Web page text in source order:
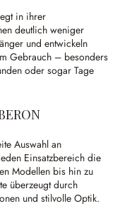
in ihrer
deutlich weniger
und entwickeln
Gebrauch – besonders
oder sogar Tage
Auswahl an
Einsatzbereich die
Modellen bis hin zu
überzeugt durch
und stilvolle Optik.